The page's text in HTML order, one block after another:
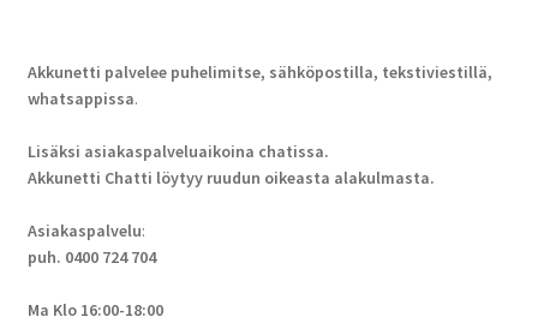
Akkunetti palvelee puhelimitse, sähköpostilla, tekstiviestillä,
whatsappissa.
Lisäksi asiakaspalveluaikoina chatissa.
Akkunetti Chatti löytyy ruudun oikeasta alakulmasta.
Asiakaspalvelu:
puh. 0400 724 704
Ma Klo 16:00-18:00